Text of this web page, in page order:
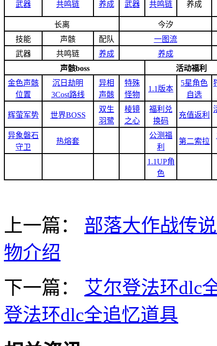
武器 共鸣链 养成 武器 共鸣链 养成
长离
今汐
技能
声骸 配队
一图流
武器
共鸣链 养成
养成
声骸boss
活动福利
金色声骸
位置
沉日劫明
3Cost路线
异相
声骸
特殊
怪物
1.1版本
5星角色
自选
辉萤军势 世界BOSS
双生
羽鹭
棱镜
之心
福利兑
换码
充值返利
异象磐石
守卫
热熔套
公测福
利
第二索拉
1.1UP角
色
上一篇：
部落大作战传
物介绍
下一篇：
艾尔登法环dlc
登法环dlc全追忆道具